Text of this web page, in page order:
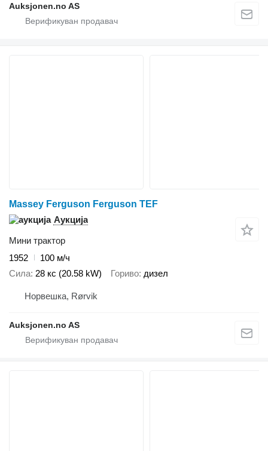
Auksjonen.no AS
Massey Ferguson Ferguson TEF
Аукција
Мини трактор
1952
100 м/ч
Сила 28 кс (20.58 kW) Гориво дизел
Норвешка, Rørvik
Auksjonen.no AS